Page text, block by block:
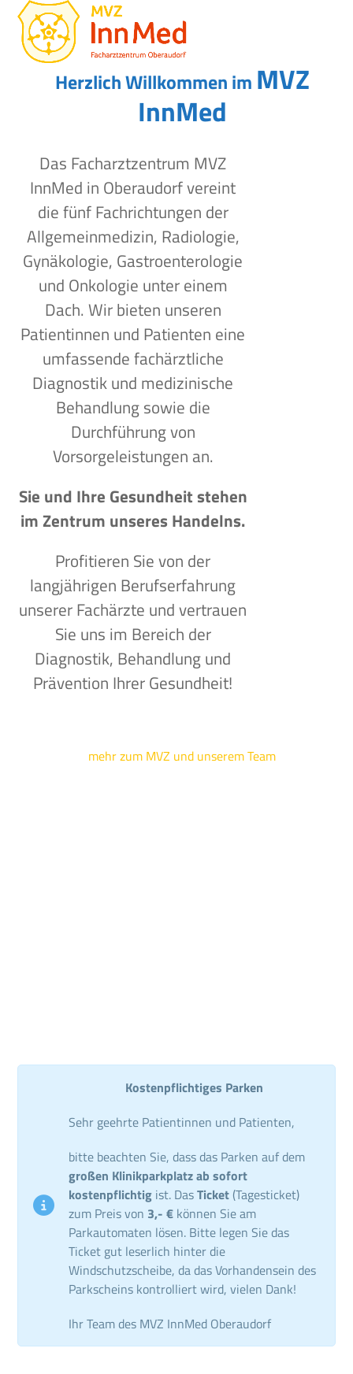
Skip
content
Open
mobile
menu
Close
mobile
menu
Herzlich Willkommen im MVZ
InnMed
Das Facharztzentrum MVZ
InnMed in Oberaudorf vereint
die fünf Fachrichtungen der
Allgemeinmedizin, Radiologie,
Gynäkologie, Gastroenterologie
und Onkologie unter einem
Dach. Wir bieten unseren
Patientinnen und Patienten eine
umfassende fachärztliche
Diagnostik und medizinische
Behandlung sowie die
Durchführung von
Vorsorgeleistungen an.
Sie und Ihre Gesundheit stehen
im Zentrum unseres Handelns.
Profitieren Sie von der
langjährigen Berufserfahrung
unserer Fachärzte und vertrauen
Sie uns im Bereich der
Diagnostik, Behandlung und
Prävention Ihrer Gesundheit!
mehr zum MVZ und unserem Team
Kostenpflichtiges Parken
Sehr geehrte Patientinnen und Patienten,
bitte beachten Sie, dass das Parken auf dem
großen Klinikparkplatz ab sofort
kostenpflichtig ist. DasTicket (Tagesticket)
zum Preis von 3,- € können Sie am
Parkautomaten lösen. Bitte legen Sie das
Ticket gut leserlich hinter die
Windschutzscheibe, da das Vorhandensein des
Parkscheins kontrolliert wird, vielen Dank!
Ihr Team des MVZ InnMed Oberaudorf